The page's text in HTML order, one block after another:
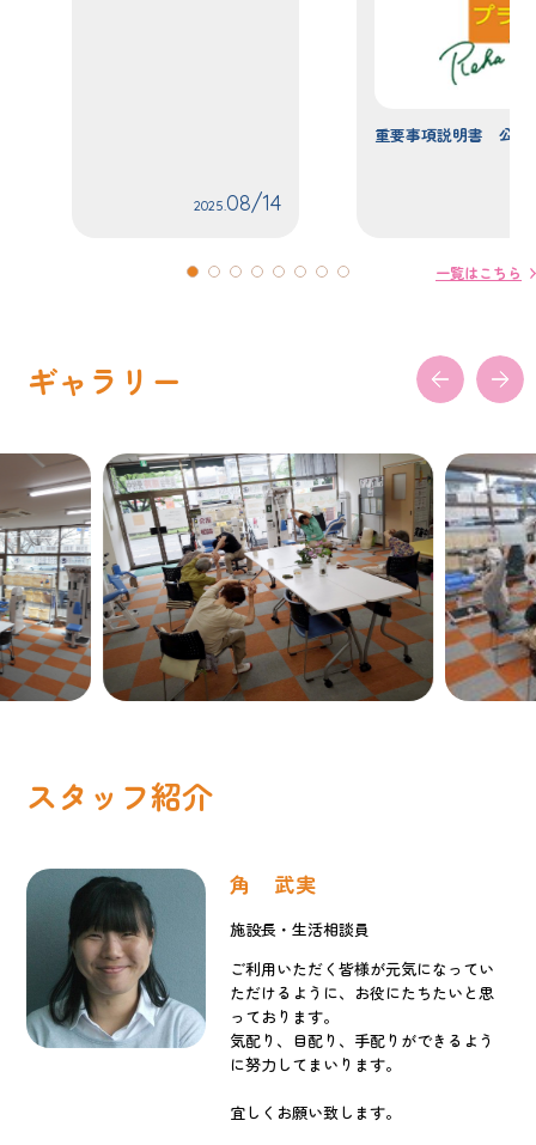
2025.08/14
重要事項説明書 公開
一覧はこちら
ギャラリー
スタッフ紹介
角 武実
施設長・生活相談員
ご利用いただく皆様が元気になってい
ただけるように、お役にたちたいと思
っております。
気配り、目配り、手配りができるよう
に努力してまいります。
宜しくお願い致します。